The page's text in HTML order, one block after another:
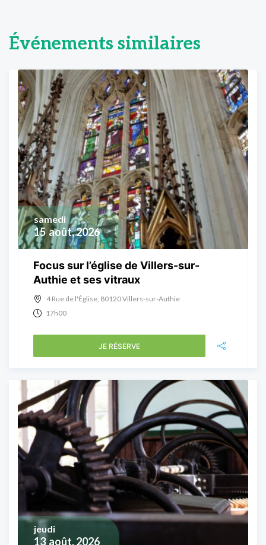
Événements similaires
15 août, 2026
samedi
Focus sur l’église de Villers-sur-
Authie et ses vitraux
4 Rue de l'Église, 80120 Villers-sur-Authie
17h00
JE RÉSERVE
13 août, 2026
jeudi